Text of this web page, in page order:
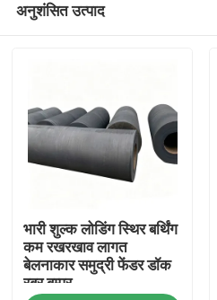
अनुशंसित उत्पाद
भारी शुल्क लोडिंग स्थिर बर्थिंग
कम रखरखाव लागत
बेलनाकार समुद्री फेंडर डॉक
रबर बम्पर